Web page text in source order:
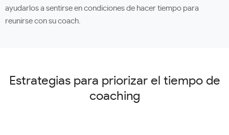
ayudarlos a sentirse en condiciones de hacer tiempo para
reunirse con su coach.
Estrategias para priorizar el tiempo de
coaching